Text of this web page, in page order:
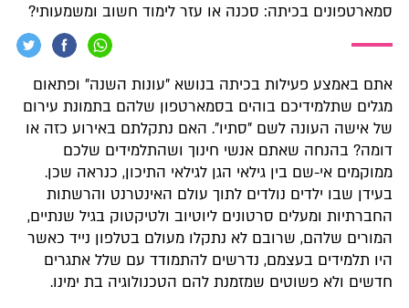
סמארטפונים בכיתה: סכנה או עזר לימוד חשוב ומשמעותי?
אתם באמצע פעילות בכיתה בנושא "עונות השנה" ופתאום
מגלים שתלמידיכם בוהים בסמארטפון שלהם בתמונת עירום
של אישה העונה לשם "סתיו". האם נתקלתם באירוע כזה או
דומה? בהנחה שאתם אנשי חינוך ושהתלמידים שלכם
ממוקמים אי-שם בין גילאי הגן לגילאי התיכון, כנראה שכן.
בעידן שבו ילדים נולדים לתוך עולם האינטרנט והרשתות
החברתיות ומעלים סרטונים ליוטיוב ולטיקטוק בגיל שנתיים,
המורים שלהם, שרובם לא נתקלו מעולם בטלפון נייד כאשר
היו תלמידים בעצמם, נדרשים להתמודד עם שלל אתגרים
חדשים ולא פשוטים שמזמנת להם הטכנולוגיה בת ימינו.